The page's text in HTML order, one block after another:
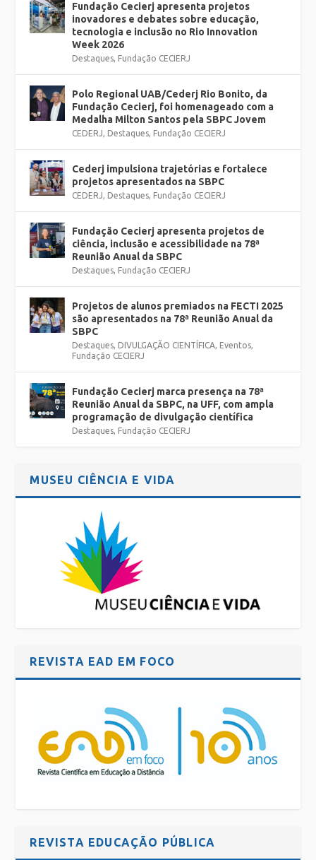
Fundação Cecierj apresenta projetos
inovadores e debates sobre educação,
tecnologia e inclusão no Rio Innovation
Week 2026
Destaques, Fundação CECIERJ
Polo Regional UAB/Cederj Rio Bonito, da
Fundação Cecierj, foi homenageado com a
Medalha Milton Santos pela SBPC Jovem
CEDERJ, Destaques, Fundação CECIERJ
Cederj impulsiona trajetórias e fortalece
projetos apresentados na SBPC
CEDERJ, Destaques, Fundação CECIERJ
Fundação Cecierj apresenta projetos de
ciência, inclusão e acessibilidade na 78ª
Reunião Anual da SBPC
Destaques, Fundação CECIERJ
Projetos de alunos premiados na FECTI 2025
são apresentados na 78ª Reunião Anual da
SBPC
Destaques, DIVULGAÇÃO CIENTÍFICA, Eventos,
Fundação CECIERJ
Fundação Cecierj marca presença na 78ª
Reunião Anual da SBPC, na UFF, com ampla
programação de divulgação científica
Destaques, Fundação CECIERJ
MUSEU CIÊNCIA E VIDA
REVISTA EAD EM FOCO
REVISTA EDUCAÇÃO PÚBLICA